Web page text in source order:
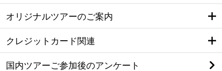
オリジナルツアーのご案内
クレジットカード関連
国内ツアーご参加後のアンケート